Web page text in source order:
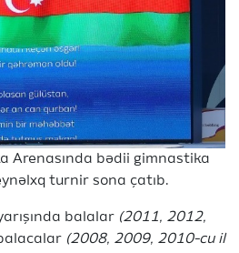
Arenasında bədii gimnastika
turnir sona çatıb.
balalar (2011, 2012,
(2008, 2009, 2010-cu il